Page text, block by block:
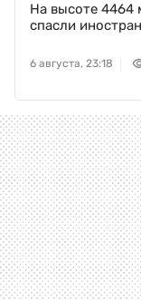
На высоте 4464
спасли
6 августа, 23:18